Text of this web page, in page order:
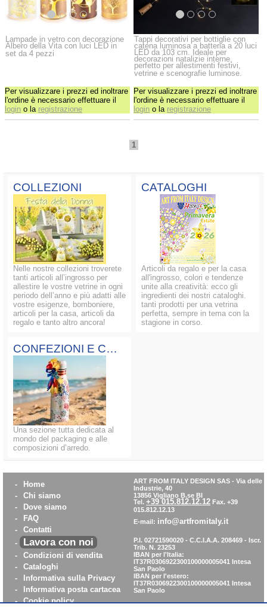
Lampade in vetro con decorazione
Albero della Vita con luci LED in
set da 4 pezzi
Per visualizzare i prezzi ed inoltrare
l'ordine è necessario effettuare il
login o la registrazione
Tappi decorativi per bottiglie con
catena luminosa a batteria a 20 luci
LED da 103 cm. Ideale per
decorazioni natalizie interne,
perfetto per allestimenti festivi,
vetrine e scenografie luminose.
Per visualizzare i prezzi ed inoltrare
l'ordine è necessario effettuare il
login o la registrazione
1
COLLEZIONI
Nelle nostre collezioni troverete
tanti articoli all’ingrosso per
allestire le vostre vetrine in ogni
periodo dell’anno e più adatti alle
vostre esigenze, bomboniere,
articoli per la casa, articoli da
regalo e tanto altro ancora!
CATALOGHI
Articoli da regalo e per la casa
all'ingrosso, colori e tendenze
unite alla creatività: ecco gli
ingredienti dei nostri cataloghi.
tanti prodotti per una vetrina
perfetta, sempre in tema con la
stagione in corso.
CONFEZIONI E COMPOSIZIONI
Una sezione tutta dedicata al
mondo del packaging e alle
composizioni d’arredo.
-
Home
-
Chi siamo
-
Dove siamo
-
FAQ
-
Contatti
-
Lavora con noi
-
Condizioni di vendita
-
Cataloghi
-
Informativa sulla Privacy
-
Informativa posta cartacea
- Cookie policy
ART FROM ITALY DESIGN SAS - Via delle
Industrie, 40
13856 Vigliano B.se BI
Tel. +39 015.812.12.12 Fax. +39
015.812.12.13
E-mail: info@artfromitaly.it
P.I. 02721590020 - C.C.I.A.A. 208469 - Iscr.
Trib. N. 23253
IBAN per l'Italia:
IT37R0306922300100000005041
Intesa
San Paolo
IBAN per l'estero:
IT37R0306922300100000005041
Intesa
San Paolo